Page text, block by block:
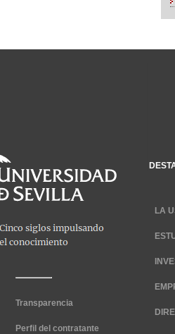
Transparencia
Perfil del contratante
LA